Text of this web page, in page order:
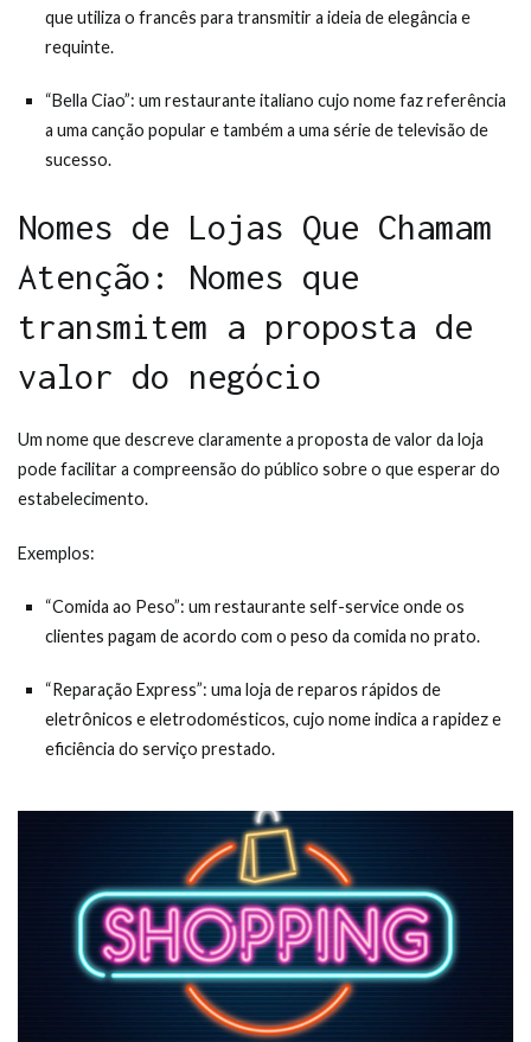
que utiliza o francês para transmitir a ideia de elegância e
requinte.
“Bella Ciao”: um restaurante italiano cujo nome faz referência
a uma canção popular e também a uma série de televisão de
sucesso.
Nomes de Lojas Que Chamam
Atenção: Nomes que
transmitem a proposta de
valor do negócio
Um nome que descreve claramente a proposta de valor da loja
pode facilitar a compreensão do público sobre o que esperar do
estabelecimento.
Exemplos:
“Comida ao Peso”: um restaurante self-service onde os
clientes pagam de acordo com o peso da comida no prato.
“Reparação Express”: uma loja de reparos rápidos de
eletrônicos e eletrodomésticos, cujo nome indica a rapidez e
eficiência do serviço prestado.